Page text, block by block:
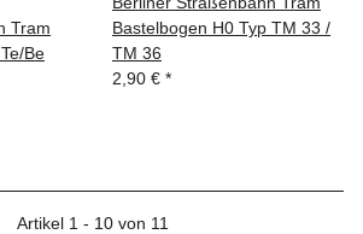
Tram
Be
Bastelbogen H0 Typ TM 33 /
TM 36
2,90 € *
Artikel 1 - 10 von 11